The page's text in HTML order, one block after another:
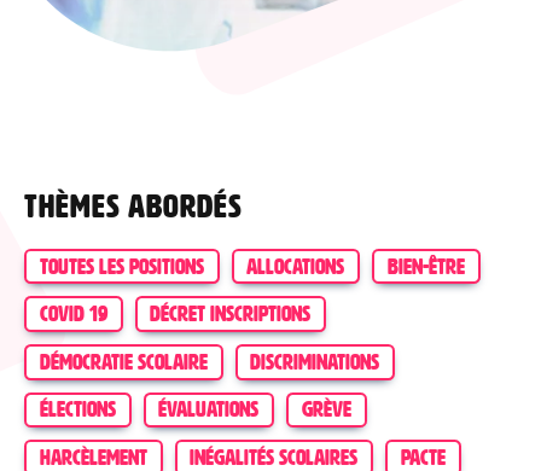
Thèmes abordés
TOUTES LES POSITIONS ALLOCATIONS
BIEN-ÊTRE
COVID 19
DÉCRET INSCRIPTIONS
DÉMOCRATIE SCOLAIRE
DISCRIMINATIONS
ÉLECTIONS
ÉVALUATIONS
GRÈVE
HARCÈLEMENT
INÉGALITÉS SCOLAIRES
PACTE